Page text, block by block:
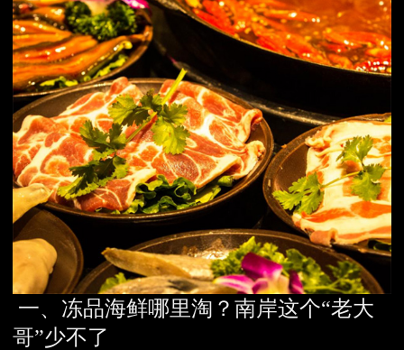
一、冻品海鲜哪里淘？南岸这个“老大
哥”少不了